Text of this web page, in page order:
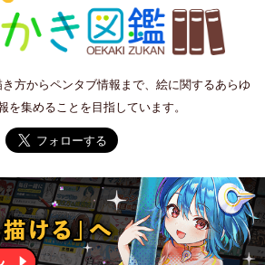
方からペンタブ情報まで、絵に関するあらゆ
を集めることを目指しています。